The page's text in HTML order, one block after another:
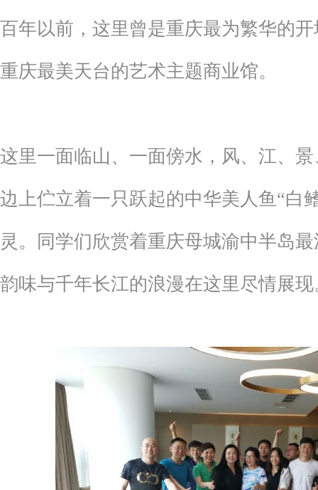
百年以前，这里曾是重庆最为繁华的
重庆最美天台的艺术主题商业馆。
这里一面临山、一面傍水，风、江、
边上伫立着一只跃起的中华美人鱼“白
灵。同学们欣赏着重庆母城渝中半岛
韵味与千年长江的浪漫在这里尽情展现